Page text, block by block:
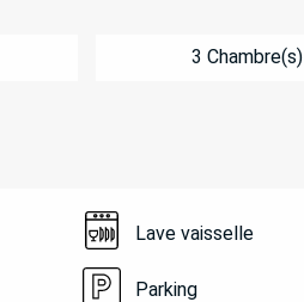
3 Chambre(s)
Lave vaisselle
Parking